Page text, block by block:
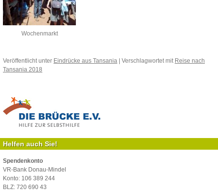
Wochenmarkt
Veröffentlicht unter Eindrücke aus Tansania | Verschlagwortet mit Reise nach
Tansania 2018
Helfen auch Sie!
Spendenkonto
VR-Bank Donau-Mindel
Konto: 106 389 244
BLZ: 720 690 43